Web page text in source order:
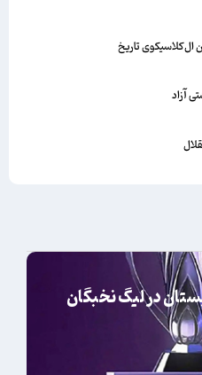
ال‌کلاسیکوی تاریخ
در لیگ نخبگان